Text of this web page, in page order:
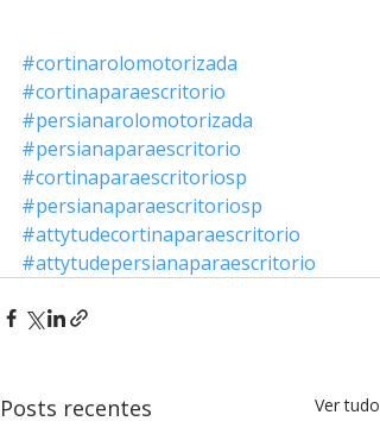
#cortinarolomotorizada
#cortinaparaescritorio
#persianarolomotorizada
#persianaparaescritorio
#cortinaparaescritoriosp
#persianaparaescritoriosp
#attytudecortinaparaescritorio
#attytudepersianaparaescritorio
Posts recentes Ver tudo